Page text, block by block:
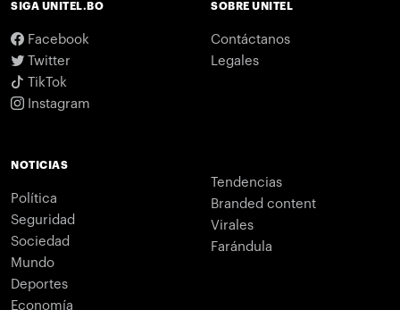
SIGA UNITEL.BO
Facebook
Twitter
TikTok
Instagram
SOBRE UNITEL
Contáctanos
Legales
NOTICIAS
Política
Seguridad
Sociedad
Mundo
Deportes
Economía
Tendencias
Branded content
Virales
Farándula